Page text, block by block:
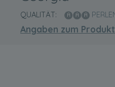
QUALITÄT:
Angaben zum Produkt